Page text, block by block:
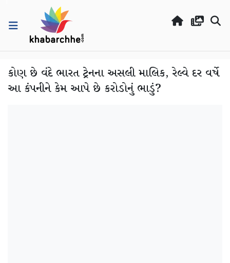
કોણ છે વંદે ભારત ટ્રેનના અસલી માલિક, રેલ્વે દર વર્ષે
આ કંપનીને કેમ આપે છે કરોડોનું ભાડું?